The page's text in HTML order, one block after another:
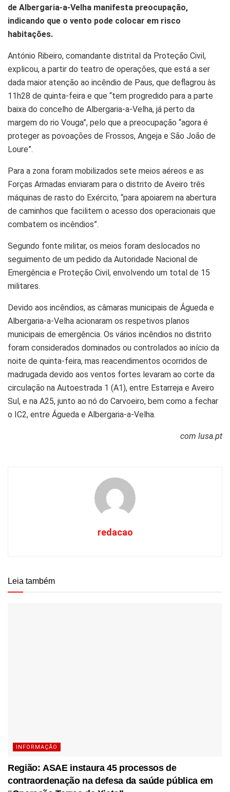
de Albergaria-a-Velha manifesta preocupação,
indicando que o vento pode colocar em risco
habitações.
António Ribeiro, comandante distrital da Proteção Civil,
explicou, a partir do teatro de operações, que está a ser
dada maior atenção ao incêndio de Paus, que deflagrou às
11h28 de quinta-feira e que “tem progredido para a parte
baixa do concelho de Albergaria-a-Velha, já perto da
margem do rio Vouga”, pelo que a preocupação “agora é
proteger as povoações de Frossos, Angeja e São João de
Loure”.
Para a zona foram mobilizados sete meios aéreos e as
Forças Armadas enviaram para o distrito de Aveiro três
máquinas de rasto do Exército, “para apoiarem na abertura
de caminhos que facilitem o acesso dos operacionais que
combatem os incêndios”.
Segundo fonte militar, os meios foram deslocados no
seguimento de um pedido da Autoridade Nacional de
Emergência e Proteção Civil, envolvendo um total de 15
militares.
Devido aos incêndios, as câmaras municipais de Águeda e
Albergaria-a-Velha acionaram os respetivos planos
municipais de emergência. Os vários incêndios no distrito
foram considerados dominados ou controlados ao início da
noite de quinta-feira, mas reacendimentos ocorridos de
madrugada devido aos ventos fortes levaram ao corte da
circulação na Autoestrada 1 (A1), entre Estarreja e Aveiro
Sul, e na A25, junto ao nó do Carvoeiro, bem como a fechar
o IC2, entre Águeda e Albergaria-a-Velha.
com lusa.pt
redacao
Leia também
INFORMAÇÃO
Região: ASAE instaura 45 processos de
contraordenação na defesa da saúde pública em